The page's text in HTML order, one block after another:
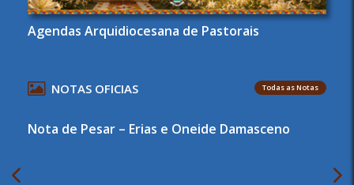
Agendas Arquidiocesana de Pastorais
NOTAS OFICIAS Todas as Notas
Nota de Pesar – Erias e Oneide Damasceno